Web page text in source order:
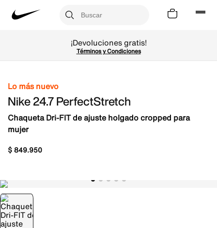
¡Devoluciones gratis!
Términos y Condiciones
Lo más nuevo
Nike 24.7 PerfectStretch
Chaqueta Dri-FIT de ajuste holgado cropped para
mujer
$849.950